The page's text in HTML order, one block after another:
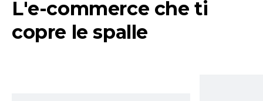
L'e-commerce che ti
copre le spalle